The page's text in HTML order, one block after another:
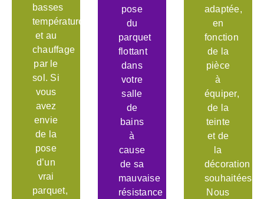
basses
températures
et au
chauffage
par le
sol. Si
vous
avez
envie
de la
pose
d’un
vrai
parquet,
pose
du
parquet
flottant
dans
votre
salle
de
bains
à
cause
de sa
mauvaise
résistance
adaptée,
en
fonction
de la
pièce
à
équiper,
de la
teinte
et de
la
décoration
souhaitées.
Nous